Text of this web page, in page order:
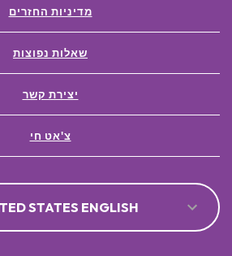
מדיניות החזרים
שאלות נפוצות
יצירת קשר
צ'אט חי
STATES ENGLISH